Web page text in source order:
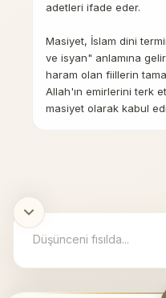
adetleri ifade eder.
Masiyet, İslam dini
ve isyan" anlamına
haram olan fiillerin
Allah'ın emirlerini terk
masiyet olarak kabul